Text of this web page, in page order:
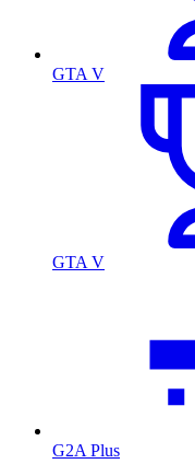
GTA V
GTA V
G2A Plus